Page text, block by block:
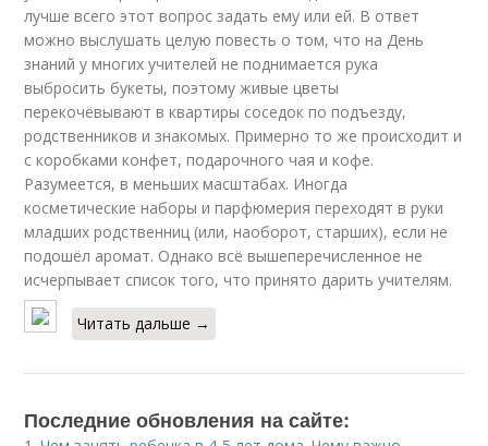
лучше всего этот вопрос задать ему или ей. В ответ
можно выслушать целую повесть о том, что на День
знаний у многих учителей не поднимается рука
выбросить букеты, поэтому живые цветы
перекочёвывают в квартиры соседок по подъезду,
родственников и знакомых. Примерно то же происходит и
с коробками конфет, подарочного чая и кофе.
Разумеется, в меньших масштабах. Иногда
косметические наборы и парфюмерия переходят в руки
младших родственниц (или, наоборот, старших), если не
подошёл аромат. Однако всё вышеперечисленное не
исчерпывает список того, что принято дарить учителям.
Читать дальше →
Последние обновления на сайте: